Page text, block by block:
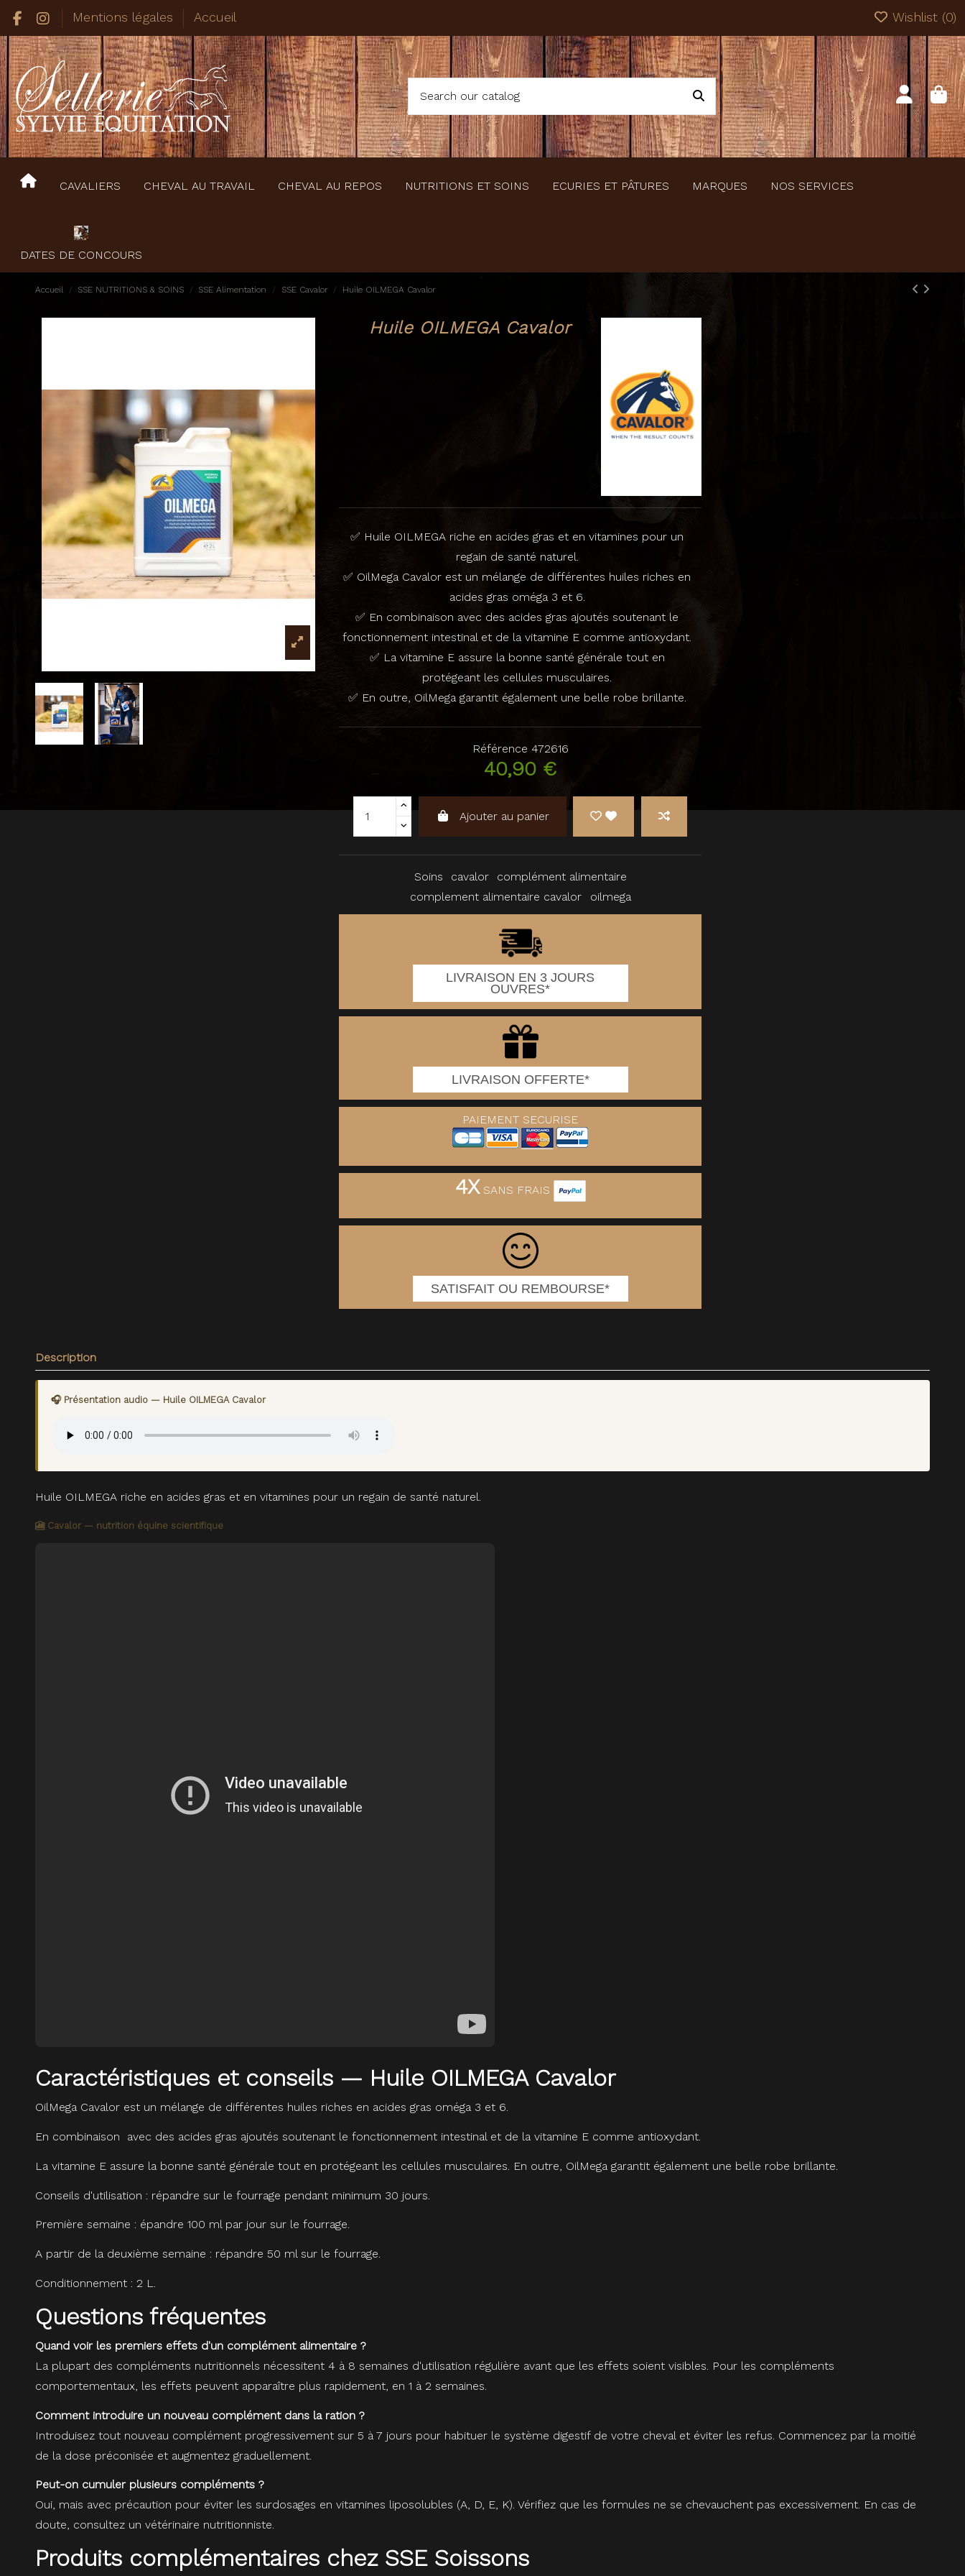
Mentions légales Accueil Wishlist (0)
CAVALIERS CHEVAL AU TRAVAIL CHEVAL AU REPOS NUTRITIONS ET SOINS ECURIES ET PÂTURES MARQUES NOS SERVICES
DATES DE CONCOURS
Accueil SSE NUTRITIONS & SOINS SSE Alimentation SSE Cavalor Huile OILMEGA Cavalor
Huile OILMEGA Cavalor
✅ Huile OILMEGA riche en acides gras et en vitamines pour un
regain de santé naturel.
✅ OilMega Cavalor est un mélange de différentes huiles riches en
acides gras oméga 3 et 6.
✅ En combinaison avec des acides gras ajoutés soutenant le
fonctionnement intestinal et de la vitamine E comme antioxydant.
✅ La vitamine E assure la bonne santé générale tout en
protégeant les cellules musculaires.
✅ En outre, OilMega garantit également une belle robe brillante.
Référence 472616
40,90 €
Ajouter au panier
Soins cavalor
complément alimentaire
complement alimentaire cavalor
oilmega
LIVRAISON EN 3 JOURS
OUVRES*
LIVRAISON OFFERTE*
PAIEMENT SECURISE
4XSANS FRAIS
SATISFAIT OU REMBOURSE*
Description
🎧 Présentation audio — Huile OILMEGA Cavalor
Huile OILMEGA riche en acides gras et en vitamines pour un regain de santé naturel.
🎦 Cavalor — nutrition équine scientifique
Caractéristiques et conseils — Huile OILMEGA Cavalor
OilMega Cavalor est un mélange de différentes huiles riches en acides gras oméga 3 et 6.
En combinaison avec des acides gras ajoutés soutenant le fonctionnement intestinal et de la vitamine E comme antioxydant.
La vitamine E assure la bonne santé générale tout en protégeant les cellules musculaires. En outre, OilMega garantit également une belle robe brillante.
Conseils d'utilisation : répandre sur le fourrage pendant minimum 30 jours.
Première semaine : épandre 100 ml par jour sur le fourrage.
A partir de la deuxième semaine : répandre 50 ml sur le fourrage.
Conditionnement : 2 L.
Questions fréquentes
Quand voir les premiers effets d'un complément alimentaire ?
La plupart des compléments nutritionnels nécessitent 4 à 8 semaines d'utilisation régulière avant que les effets soient visibles. Pour les compléments
comportementaux, les effets peuvent apparaître plus rapidement, en 1 à 2 semaines.
Comment introduire un nouveau complément dans la ration ?
Introduisez tout nouveau complément progressivement sur 5 à 7 jours pour habituer le système digestif de votre cheval et éviter les refus. Commencez par la moitié
de la dose préconisée et augmentez graduellement.
Peut-on cumuler plusieurs compléments ?
Oui, mais avec précaution pour éviter les surdosages en vitamines liposolubles (A, D, E, K). Vérifiez que les formules ne se chevauchent pas excessivement. En cas de
doute, consultez un vétérinaire nutritionniste.
Produits complémentaires chez SSE Soissons